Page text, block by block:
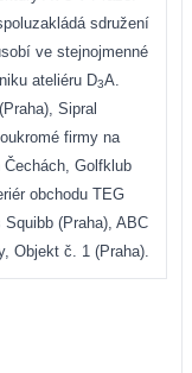
sdružení
ve stejnojmenné
ateliéru D3A.
Sipral
firmy na
Golfklub
obchodu TEG
(Praha), ABC
Objekt č. 1 (Praha).